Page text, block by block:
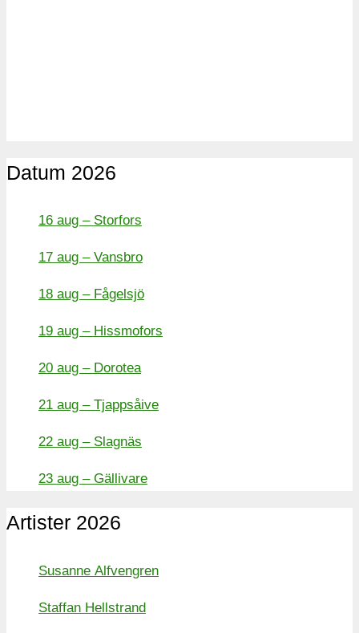
Datum 2026
16 aug – Storfors
17 aug – Vansbro
18 aug – Fågelsjö
19 aug – Hissmofors
20 aug – Dorotea
21 aug – Tjappsåive
22 aug – Slagnäs
23 aug – Gällivare
Artister 2026
Susanne Alfvengren
Staffan Hellstrand